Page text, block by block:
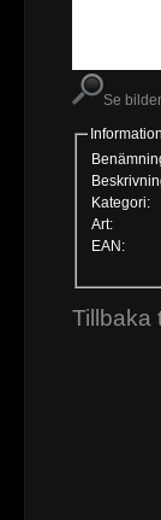
Se
Information
Kategori:
Art:
EAN:
Tillbaka